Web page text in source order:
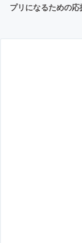
プリになるための応